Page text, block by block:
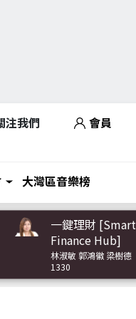
注我們 會員
大灣區音樂榜
一鍵理財 [Smart
Finance Hub]
林淑敏 郭鴻徽 梁樹德
1330